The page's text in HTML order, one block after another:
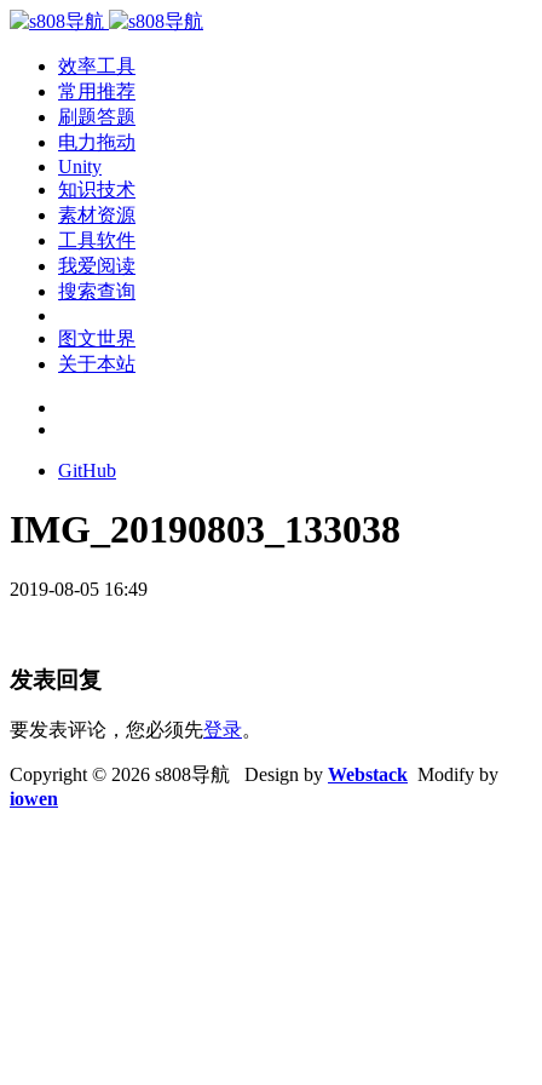
效率工具
常用推荐
刷题答题
电力拖动
Unity
知识技术
素材资源
工具软件
我爱阅读
搜索查询
图文世界
关于本站
GitHub
IMG_20190803_133038
2019-08-05 16:49
发表回复
要发表评论，您必须先登录。
Copyright © 2026 s808导航 Design by Webstack Modify by
iowen